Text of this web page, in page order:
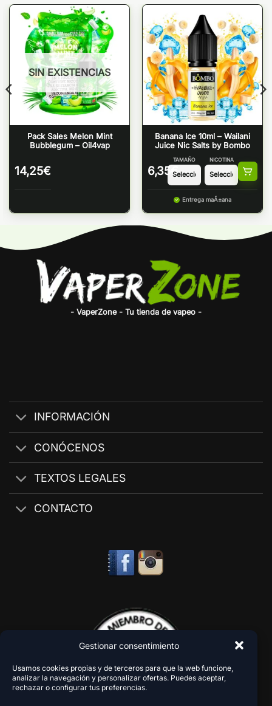
Gestionar consentimiento
Usamos cookies propias y de terceros para que la web funcione,
analizar la navegación y personalizar ofertas. Puedes aceptar,
rechazar o configurar tus preferencias.
SIN EXISTENCIAS
Pack Sales Melon Mint
Bubblegum – Oil4vap
14,25€
Banana Ice 10ml – Wailani
Juice Nic Salts by Bombo
6,35 €
TAMAÑO NICOTINA
Entrega maÃ±ana
- VaperZone - Tu tienda de vapeo -
INFORMACIÓN
CONÓCENOS
TEXTOS LEGALES
CONTACTO